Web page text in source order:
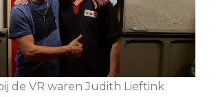
de VR waren Judith Lieftink